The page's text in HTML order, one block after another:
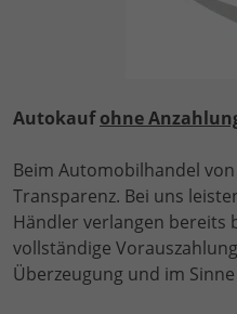
zu Ihrem Wohnsitz
nur
in D-
bestellbar:
nach Ihren Vorstellungen
es sich um die Regel-
Autokaufohne
Beim Automobilhandel
Transparenz. Bei uns
Händler verlangen bereits
vollständige
Überzeugung und im